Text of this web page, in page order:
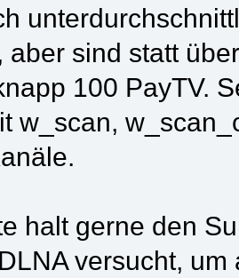
aber sind statt
100 PayTV.
w_scan,
halt gerne den
versucht,